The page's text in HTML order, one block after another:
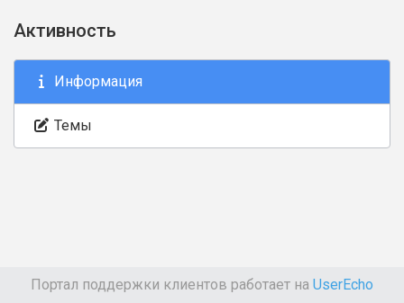
Активность
Информация
Темы
Портал поддержки клиентов работает на UserEcho